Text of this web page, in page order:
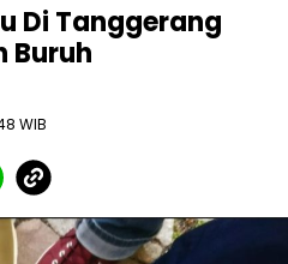
Di Tanggerang
Buruh
WIB